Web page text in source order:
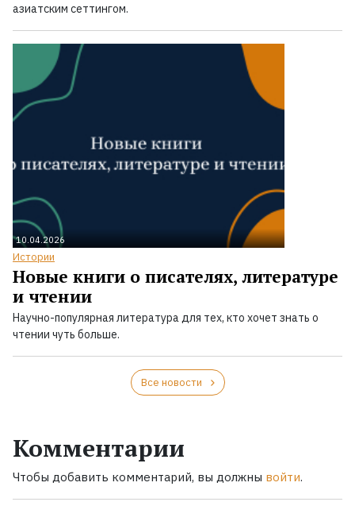
азиатским сеттингом.
10.04.2026
Истории
Новые книги о писателях, литературе
и чтении
Научно-популярная литература для тех, кто хочет знать о
чтении чуть больше.
Все новости
Комментарии
Чтобы добавить комментарий, вы должны войти.